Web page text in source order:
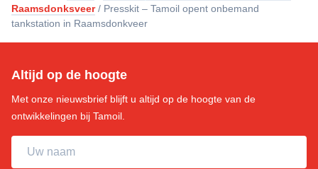
Raamsdonksveer/ Presskit – Tamoil opent onbemand
tankstation in Raamsdonkveer
Altijd op de hoogte
Met onze nieuwsbrief blijft u altijd op de hoogte van de
ontwikkelingen bij Tamoil.
Uw naam